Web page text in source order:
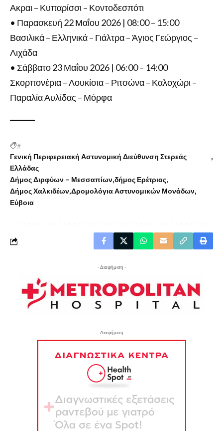
Ακραι – Κυπαρίσσι – Κοντοδεσπότι
• Παρασκευή 22 Μαΐου 2026 | 08:00 – 15:00
Βασιλικά – Ελληνικά – Γιάλτρα – Άγιος Γεώργιος –
Λιχάδα
• Σάββατο 23 Μαΐου 2026 | 06:00 – 14:00
Σκορπονέρια – Λουκίσια – Ριτσώνα – Καλοχώρι –
Παραλία Αυλίδας – Μόρφα
#
Γενική Περιφερειακή Αστυνομική Διεύθυνση Στερεάς
Ελλάδας
Δήμος Διρφύων – Μεσσαπίων δήμος Ερέτριας
Δήμος Χαλκιδέων Δρομολόγια Αστυνομικών Μονάδων
Εύβοια
- Διαφήμιση -
- Διαφήμιση -